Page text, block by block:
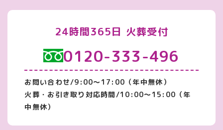
24時間365日 火葬受付
0120-333-496
お問い合わせ/9:00～17:00（年中無休）
火葬・お引き取り対応時間/10:00～15:00（年
中無休）